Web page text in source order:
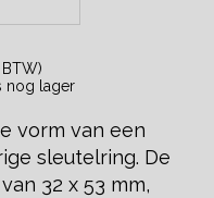
nog lager
vorm van een
sleutelring. De
32 x 53 mm,